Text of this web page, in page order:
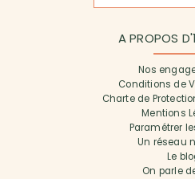
A PROPOS
Nos
Conditions de
Charte de
Mentions
Paramétrer
Un réseau
Le
On parle